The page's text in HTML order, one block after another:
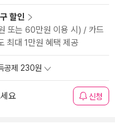
할인
또는 60만원 이용 시) / 카드
최대 1만원 혜택 제공
공제 230원
요 신청